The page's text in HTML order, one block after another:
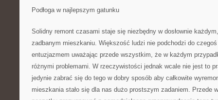
Podłoga w najlepszym gatunku
Solidny remont czasami staje się niezbędny w dosłownie
zadbanym mieszkaniu. Większość ludzi nie podchodzi do
entuzjazmem uważając przede wszystkim, że w każdym
różnymi problemami. W rzeczywistości jednak wcale nie jest to
jedynie zabrać się do tego w dobry sposób aby całkowite
mieszkania stało się dla nas dużo prostszym zadaniem. Przede